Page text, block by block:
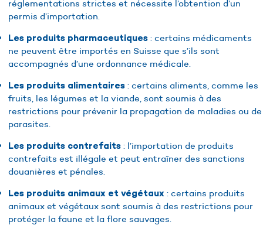
réglementations strictes et nécessite l’obtention d’un
permis d’importation.
Les produits pharmaceutiques : certains médicaments
ne peuvent être importés en Suisse que s’ils sont
accompagnés d’une ordonnance médicale.
Les produits alimentaires : certains aliments, comme les
fruits, les légumes et la viande, sont soumis à des
restrictions pour prévenir la propagation de maladies ou de
parasites.
Les produits contrefaits : l’importation de produits
contrefaits est illégale et peut entraîner des sanctions
douanières et pénales.
Les produits animaux et végétaux : certains produits
animaux et végétaux sont soumis à des restrictions pour
protéger la faune et la flore sauvages.